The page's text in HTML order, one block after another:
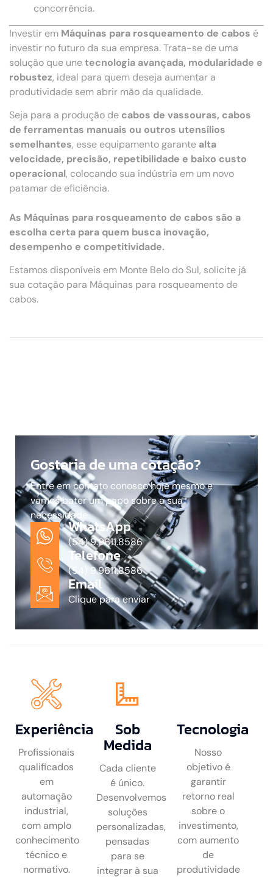
concorrência.
Investir em Máquinas para rosqueamento de cabos é
investir no futuro da sua empresa. Trata-se de uma
solução que unetecnologia avançada, modularidade e
robustez, ideal para quem deseja aumentar a
produtividade sem abrir mão da qualidade.
Seja para a produção de cabos de vassouras, cabos
de ferramentas manuais ou outros utensílios
semelhantes, esse equipamento garante alta
velocidade, precisão, repetibilidade e baixo custo
operacional, colocando sua indústria em um novo
patamar de eficiência.
As Máquinas para rosqueamento de cabos são a
escolha certa para quem busca inovação,
desempenho e competitividade.
Estamos disponíveis em Monte Belo do Sul, solicite já
sua cotação para Máquinas para rosqueamento de
cabos.
Gostaria de uma cotação?
Entre em contato conosco hoje mesmo e
vamos bater um papo sobre a sua
necessidade.
WhatsApp
(54) 9.9611.8586
Telefone
(54) 9.9611.8586
Email
Clique para enviar
Experiência
Profissionais
qualificados
em
automação
industrial,
com amplo
conhecimento
técnico e
normativo.
Sob
Medida
Cada cliente
é único.
Desenvolvemos
soluções
personalizadas,
pensadas
para se
integrar à sua
Tecnologia
Nosso
objetivo é
garantir
retorno real
sobre o
investimento,
com aumento
de
produtividade